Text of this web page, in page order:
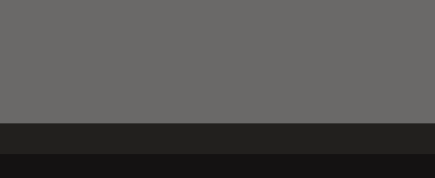
Human Tissues for Pathological Diagnosis and Research